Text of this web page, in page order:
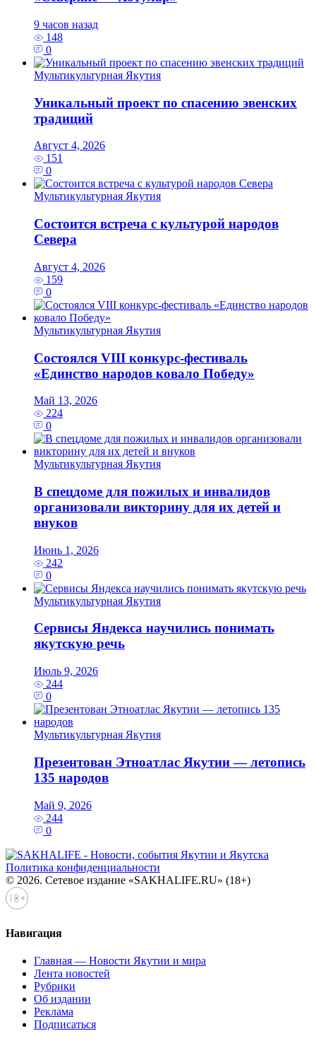
9 часов назад
148
0
Мультикультурная Якутия
Уникальный проект по спасению эвенских
традиций
Август 4, 2026
151
0
Мультикультурная Якутия
Состоится встреча с культурой народов
Севера
Август 4, 2026
159
0
Мультикультурная Якутия
Состоялся VIII конкурс-фестиваль
«Единство народов ковало Победу»
Май 13, 2026
224
0
Мультикультурная Якутия
В спецдоме для пожилых и инвалидов
организовали викторину для их детей и
внуков
Июнь 1, 2026
242
0
Мультикультурная Якутия
Сервисы Яндекса научились понимать
якутскую речь
Июль 9, 2026
244
0
Мультикультурная Якутия
Презентован Этноатлас Якутии — летопись
135 народов
Май 9, 2026
244
0
Политика конфиденциальности
© 2026. Сетевое издание «SAKHALIFE.RU» (18+)
Навигация
Главная — Новости Якутии и мира
Лента новостей
Рубрики
Об издании
Реклама
Подписаться